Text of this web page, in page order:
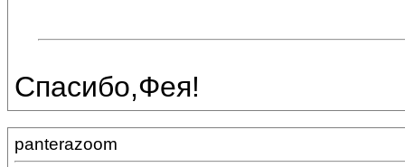
Спасибо,Фея!
panterazoom